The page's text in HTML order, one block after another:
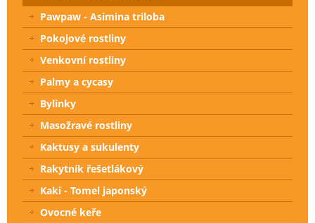
Pawpaw - Asimina triloba
Pokojové rostliny
Venkovní rostliny
Palmy a cycasy
Bylinky
Masožravé rostliny
Kaktusy a sukulenty
Rakytník řešetlákový
Kaki - Tomel japonský
Ovocné keře